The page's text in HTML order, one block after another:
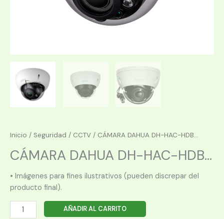
Inicio / Seguridad / CCTV / CÁMARA DAHUA DH-HAC-HDB...
CÁMARA DAHUA DH-HAC-HDB...
• Imágenes para fines ilustrativos (pueden discrepar del
producto final).
CÁMARA
AÑADIR AL CARRITO